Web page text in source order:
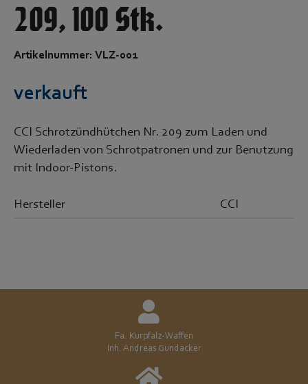
209, 100 Stk.
Artikelnummer: VLZ-001
verkauft
CCI Schrotzündhütchen Nr. 209 zum Laden und
Wiederladen von Schrotpatronen und zur Benutzung
mit Indoor-Pistons.
Hersteller CCI
Fa. Kurpfalz-Waffen
Inh. Andreas Gundacker